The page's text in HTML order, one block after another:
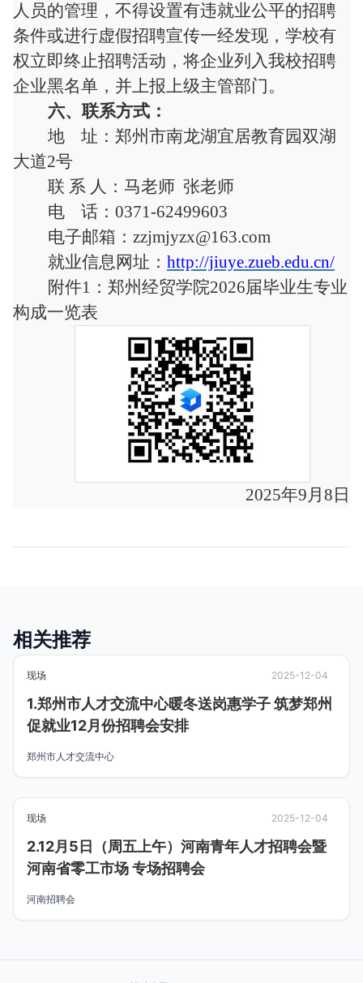
人员的管理，不得设置有违就业公平的招聘
条件或进行虚假招聘宣传一经发现，学校有
权立即终止招聘活动，将企业列入我校招聘
企业黑名单，并上报上级主管部门。
六、联系方式 ：
地
址：郑州市南龙湖宜居教育园双湖
大道2号
联 系 人： 马老师 张老师
电
话： 0371-62499603
电子邮箱： zzjmjyzx@163.com
就业信息网址： http://jiuye.zueb.edu.cn/
附件1：郑州经贸学院2026届毕业生专业
构成一览表
2025年9月 8 日
相关推荐
现场 2025-12-04
1.郑州市人才交流中心暖冬送岗惠学子 筑梦郑州
促就业12月份招聘会安排
郑州市人才交流中心
现场 2025-12-04
2.12月5日（周五上午）河南青年人才招聘会暨
河南省零工市场 专场招聘会
河南招聘会